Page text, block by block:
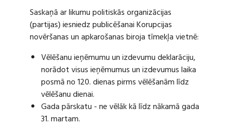
Saskaņā ar likumu politiskās organizācijas
(partijas) iesniedz publicēšanai Korupcijas
novēršanas un apkarošanas biroja tīmekļa vietnē:
Vēlēšanu ieņēmumu un izdevumu deklarāciju,
norādot visus ieņēmumus un izdevumus laika
posmā no 120. dienas pirms vēlēšanām līdz
vēlēšanu dienai.
Gada pārskatu - ne vēlāk kā līdz nākamā gada
31. martam.